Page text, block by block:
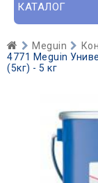
КАТАЛОГ
Meguin
4771 Meguin
(5кг) - 5 кг